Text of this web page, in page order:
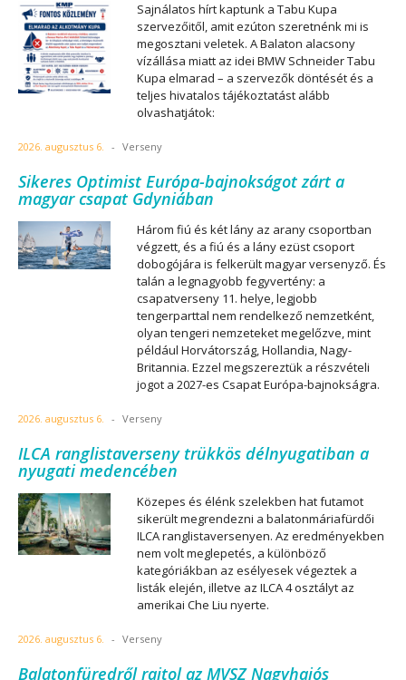
Sajnálatos hírt kaptunk a Tabu Kupa
szervezőitől, amit ezúton szeretnénk mi is
megosztani veletek. A Balaton alacsony
vízállása miatt az idei BMW Schneider Tabu
Kupa elmarad – a szervezők döntését és a
teljes hivatalos tájékoztatást alább
olvashatjátok:
2026. augusztus 6. - Verseny
Sikeres Optimist Európa-bajnokságot zárt a
magyar csapat Gdyniában
Három fiú és két lány az arany csoportban
végzett, és a fiú és a lány ezüst csoport
dobogójára is felkerült magyar versenyző. És
talán a legnagyobb fegyvertény: a
csapatverseny 11. helye, legjobb
tengerparttal nem rendelkező nemzetként,
olyan tengeri nemzeteket megelőzve, mint
például Horvátország, Hollandia, Nagy-
Britannia. Ezzel megszereztük a részvételi
jogot a 2027-es Csapat Európa-bajnokságra.
2026. augusztus 6. - Verseny
ILCA ranglistaverseny trükkös délnyugatiban a
nyugati medencében
Közepes és élénk szelekben hat futamot
sikerült megrendezni a balatonmáriafürdői
ILCA ranglistaversenyen. Az eredményekben
nem volt meglepetés, a különböző
kategóriákban az esélyesek végeztek a
listák elején, illetve az ILCA 4 osztályt az
amerikai Che Liu nyerte.
2026. augusztus 6. - Verseny
Balatonfüredről rajtol az MVSZ Nagyhajós